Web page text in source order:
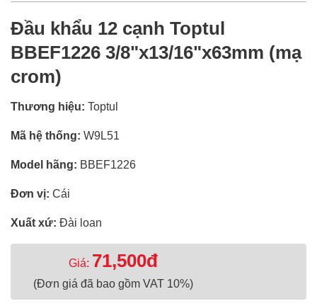
Đầu khẩu 12 cạnh Toptul
BBEF1226 3/8"x13/16"x63mm (mạ
crom)
Thương hiệu: Toptul
Mã hệ thống: W9L51
Model hãng: BBEF1226
Đơn vị: Cái
Xuất xứ: Đài loan
Giá: 71,500đ
(Đơn giá đã bao gồm VAT 10%)